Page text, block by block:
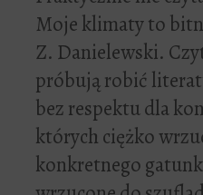
Moje klimaty to
Z. Danielewski.
próbują robić
bez respektu dla
których ciężko
konkretnego